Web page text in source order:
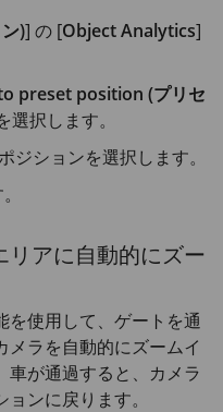
)] の [Object Analytics]
preset position (プリセ
選択します。
ジションを選択します。
リアに自動的にズー
を使用して、ゲートを通
ラを自動的にズームイ
車が通過すると、カメラ
ンに戻ります。